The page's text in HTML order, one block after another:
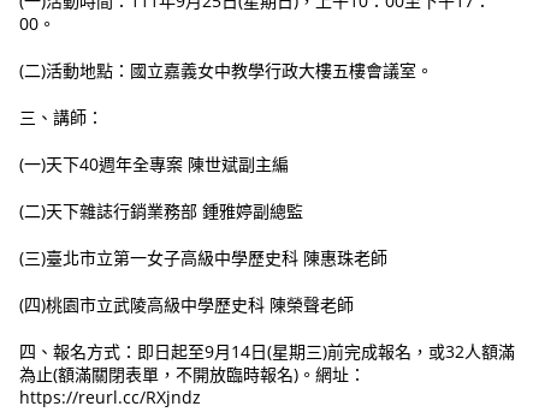
00。
(二)活動地點：國立嘉義女中教學行政大樓五樓會議室。
三、講師：
(一)天下40週年全專案 陳世斌副主編
(二)天下雜誌行銷業務部 鍾雅婷副總監
(三)臺北市立第一女子高級中學歷史科 陳惠珠老師
(四)桃園市立武陵高級中學歷史科 陳榮聲老師
四、報名方式：即日起至9月14日(星期三)前完成報名，或32人額滿
為止(額滿關閉表單，不開放臨時報名)。網址：
https://reurl.cc/RXjndz